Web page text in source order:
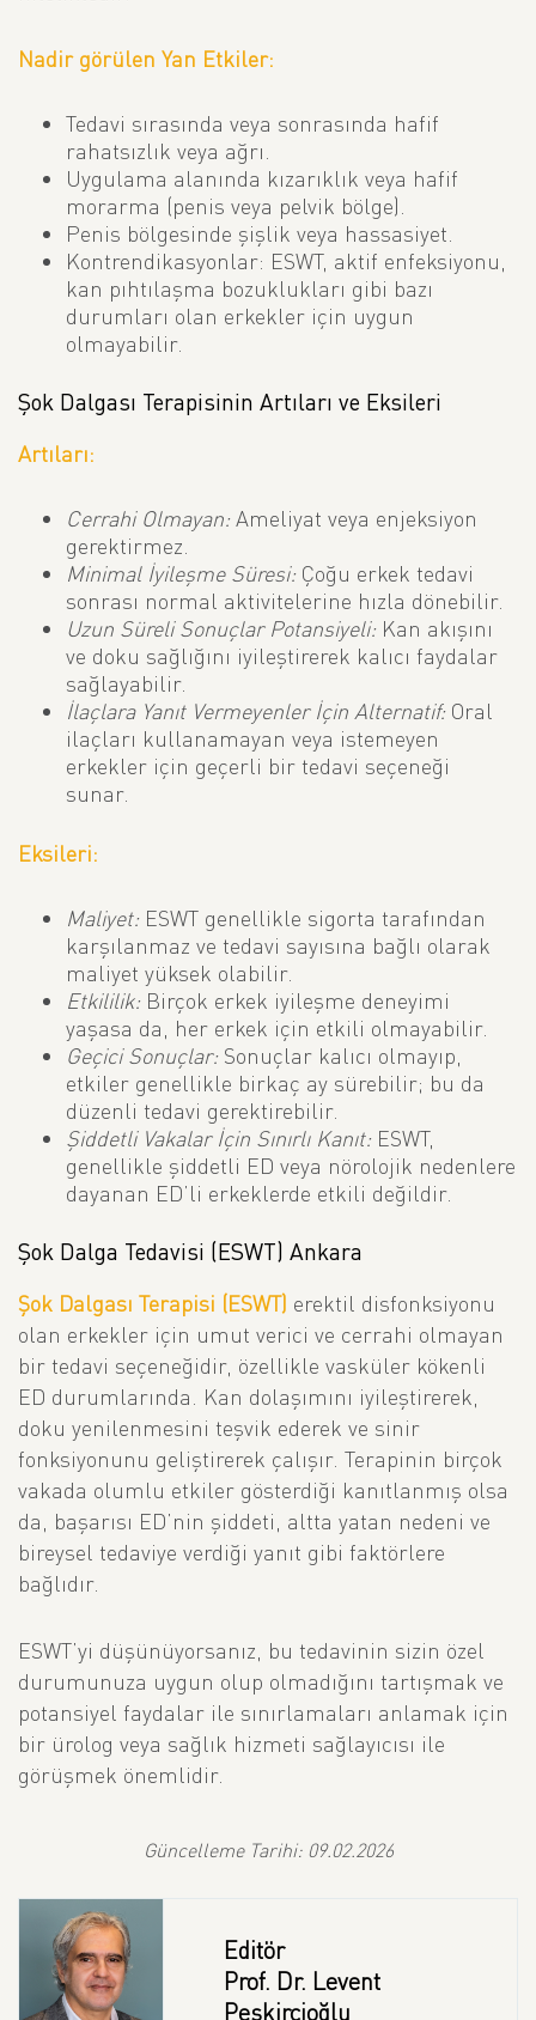
Nadir görülen Yan Etkiler:
Tedavi sırasında veya sonrasında hafif
rahatsızlık veya ağrı.
Uygulama alanında kızarıklık veya hafif
morarma (penis veya pelvik bölge).
Penis bölgesinde şişlik veya hassasiyet.
Kontrendikasyonlar: ESWT, aktif enfeksiyonu,
kan pıhtılaşma bozuklukları gibi bazı
durumları olan erkekler için uygun
olmayabilir.
Şok Dalgası Terapisinin Artıları ve Eksileri
Artıları:
Cerrahi Olmayan:Ameliyat veya enjeksiyon
gerektirmez.
Minimal İyileşme Süresi:Çoğu erkek tedavi
sonrası normal aktivitelerine hızla dönebilir.
Uzun Süreli Sonuçlar Potansiyeli:Kan akışını
ve doku sağlığını iyileştirerek kalıcı faydalar
sağlayabilir.
İlaçlara Yanıt Vermeyenler İçin Alternatif:Oral
ilaçları kullanamayan veya istemeyen
erkekler için geçerli bir tedavi seçeneği
sunar.
Eksileri:
Maliyet:ESWT genellikle sigorta tarafından
karşılanmaz ve tedavi sayısına bağlı olarak
maliyet yüksek olabilir.
Etkililik:Birçok erkek iyileşme deneyimi
yaşasa da, her erkek için etkili olmayabilir.
Geçici Sonuçlar:Sonuçlar kalıcı olmayıp,
etkiler genellikle birkaç ay sürebilir; bu da
düzenli tedavi gerektirebilir.
Şiddetli Vakalar İçin Sınırlı Kanıt:ESWT,
genellikle şiddetli ED veya nörolojik nedenlere
dayanan ED’li erkeklerde etkili değildir.
Şok Dalga Tedavisi (ESWT) Ankara
Şok Dalgası Terapisi (ESWT) erektil disfonksiyonu
olan erkekler için umut verici ve cerrahi olmayan
bir tedavi seçeneğidir, özellikle vasküler kökenli
ED durumlarında. Kan dolaşımını iyileştirerek,
doku yenilenmesini teşvik ederek ve sinir
fonksiyonunu geliştirerek çalışır. Terapinin birçok
vakada olumlu etkiler gösterdiği kanıtlanmış olsa
da, başarısı ED’nin şiddeti, altta yatan nedeni ve
bireysel tedaviye verdiği yanıt gibi faktörlere
bağlıdır.
ESWT’yi düşünüyorsanız, bu tedavinin sizin özel
durumunuza uygun olup olmadığını tartışmak ve
potansiyel faydalar ile sınırlamaları anlamak için
bir ürolog veya sağlık hizmeti sağlayıcısı ile
görüşmek önemlidir.
Güncelleme Tarihi: 09.02.2026
Editör
Prof. Dr. Levent
Peşkircioğlu